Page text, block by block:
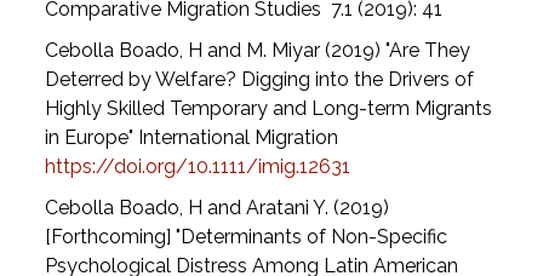
Comparative Migration Studies 7.1 (2019): 41
Cebolla Boado, H and M. Miyar (2019) "Are They
Deterred by Welfare? Digging into the Drivers of
Highly Skilled Temporary and Long-term Migrants
in Europe" International Migration
https://doi.org/10.1111/imig.12631
Cebolla Boado, H and Aratani Y. (2019)
[Forthcoming] "Determinants of Non-Specific
Psychological Distress Among Latin American